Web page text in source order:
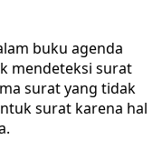
buku agenda
mendeteksi surat
surat yang tidak
surat karena hal